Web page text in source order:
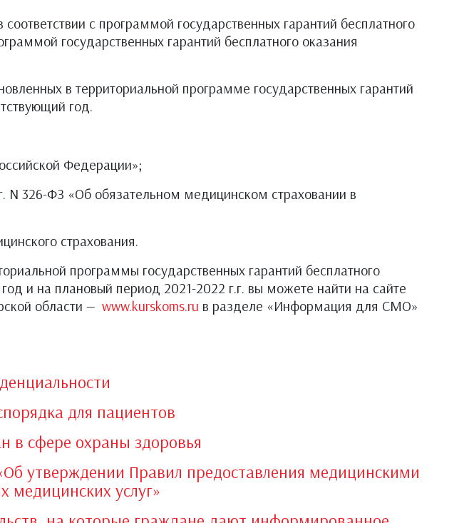
с программой государственных гарантий бесплатного
государственных гарантий бесплатного оказания
в территориальной программе государственных гарантий
год.
Федерации»;
326-ФЗ «Об обязательном медицинском страховании в
страхования.
программы государственных гарантий бесплатного
и на плановый период 2021-2022 г.г. вы можете найти на сайте
области — www.kurskoms.ru в разделе «Информация для СМО»
для пациентов
в сфере охраны здоровья
утверждении Правил предоставления медицинскими
медицинских услуг»